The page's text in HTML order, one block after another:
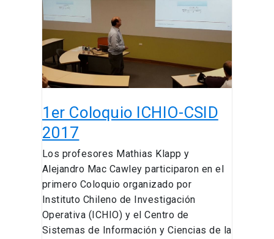
1er Coloquio ICHIO-CSID
2017
Los profesores Mathias Klapp y
Alejandro Mac Cawley participaron en el
primero Coloquio organizado por
Instituto Chileno de Investigación
Operativa (ICHIO) y el Centro de
Sistemas de Información y Ciencias de la
CSID
2017